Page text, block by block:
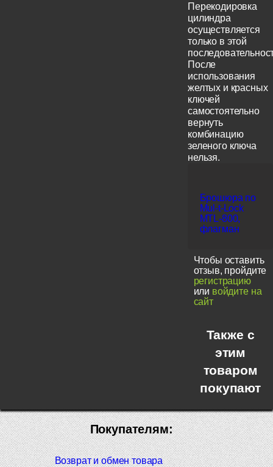
Перекодировка
цилиндра
осуществляется
только в этой
После
использования
желтых и красных
ключей
самостоятельно
вернуть
комбинацию
зеленого ключа
нельзя.
Брошюра по
Mul-t-Lock
MTL-800,
флагман
Чтобы оставить
отзыв, пройдите
регистрацию
или войдите на
сайт
Также с
этим
товаром
покупают
Покупателям:
Возврат и обмен товара